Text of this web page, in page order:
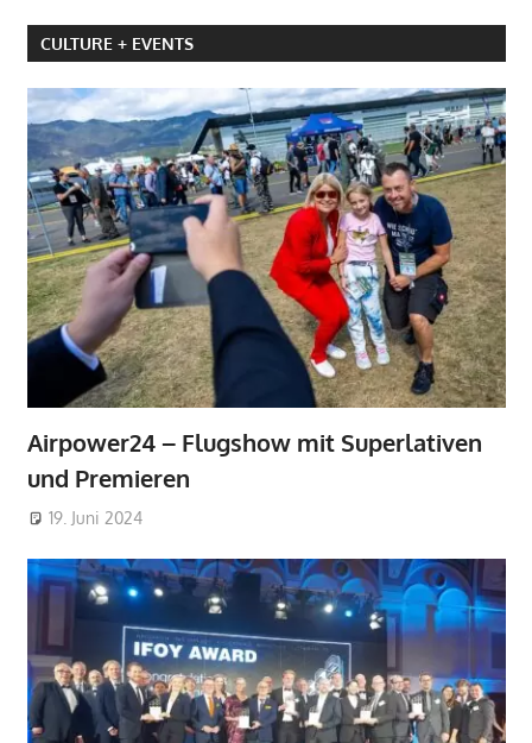
CULTURE + EVENTS
Airpower24 – Flugshow mit Superlativen
und Premieren
19. Juni 2024